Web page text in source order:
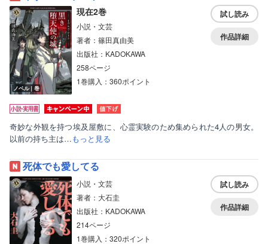
ノベル｜巻
現在2巻
小説・文芸
著者：篠田真由美
出版社：KADOKAWA
258ページ
1巻購入：360ポイント
試し読み
作品詳細
奇妙な外観を持つ埃及屋敷に、心霊実験のため集められた4人の男女。
以前の持ち主は…もっと見る
死体でも愛してる
小説・文芸
著者：大石圭
出版社：KADOKAWA
214ページ
1巻購入：320ポイント
試し読み
作品詳細